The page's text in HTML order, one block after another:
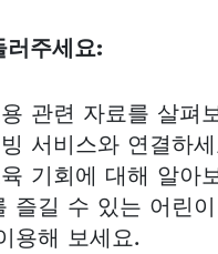
러주세요:
관련 자료를 살펴
서비스와 연결하
기회에 대해 알아
즐길 수 있는 어린
용해 보세요.